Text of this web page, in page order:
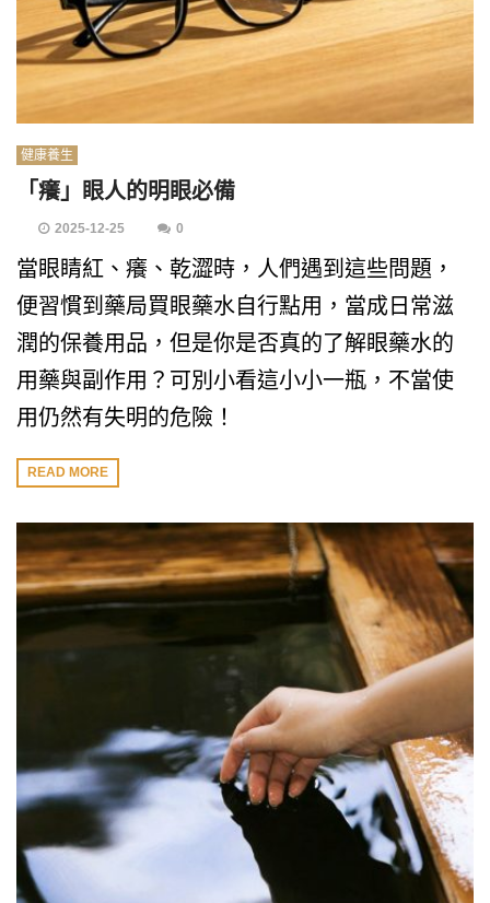
健康養生
「癢」眼人的明眼必備
2025-12-25 0
當眼睛紅、癢、乾澀時，人們遇到這些問題，
便習慣到藥局買眼藥水自行點用，當成日常滋
潤的保養用品，但是你是否真的了解眼藥水的
用藥與副作用？可別小看這小小一瓶，不當使
用仍然有失明的危險！
READ MORE